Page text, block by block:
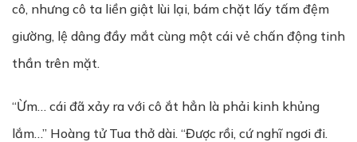
cô, nhưng cô ta liền giật lùi lại, bám chặt lấy tấm đệm
giường, lệ dâng đầy mắt cùng một cái vẻ chấn động tinh
thần trên mặt.
“Ừm… cái đã xảy ra với cô ắt hẳn là phải kinh khủng
lắm…” Hoàng tử Tua thở dài. “Được rồi, cứ nghĩ ngơi đi.